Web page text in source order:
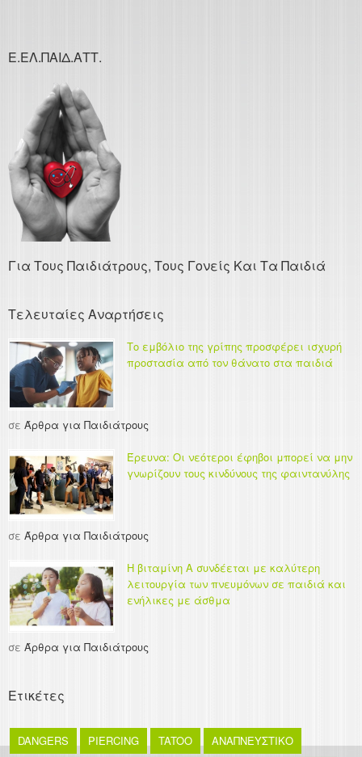
Ε.ΕΛ.ΠΑΙΔ.ΑΤΤ.
Για Τους Παιδιάτρους, Τους Γονείς Και Τα Παιδιά
Τελευταίες Αναρτήσεις
Το εμβόλιο της γρίπης προσφέρει ισχυρή
προστασία από τον θάνατο στα παιδιά
σε Άρθρα για Παιδιάτρους
Έρευνα: Οι νεότεροι έφηβοι μπορεί να μην
γνωρίζουν τους κινδύνους της φαιντανύλης
σε Άρθρα για Παιδιάτρους
Η βιταμίνη Α συνδέεται με καλύτερη
λειτουργία των πνευμόνων σε παιδιά και
ενήλικες με άσθμα
σε Άρθρα για Παιδιάτρους
Ετικέτες
DANGERS PIERCING TATOO
ΑΝΑΠΝΕΥΣΤΙΚΟ